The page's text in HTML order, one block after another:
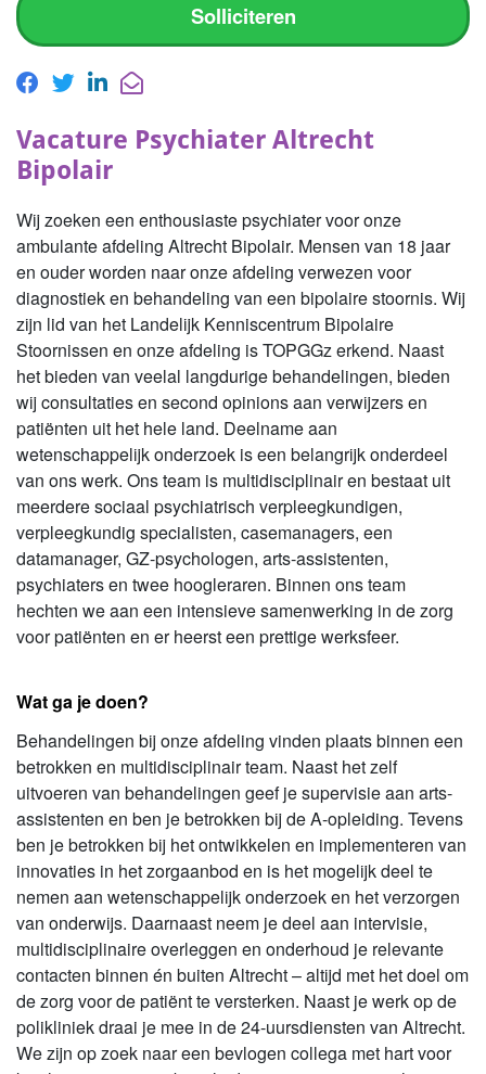
Solliciteren
Vacature Psychiater Altrecht
Bipolair
Wij zoeken een enthousiaste psychiater voor onze
ambulante afdeling Altrecht Bipolair. Mensen van 18 jaar
en ouder worden naar onze afdeling verwezen voor
diagnostiek en behandeling van een bipolaire stoornis. Wij
zijn lid van het Landelijk Kenniscentrum Bipolaire
Stoornissen en onze afdeling is TOPGGz erkend. Naast
het bieden van veelal langdurige behandelingen, bieden
wij consultaties en second opinions aan verwijzers en
patiënten uit het hele land. Deelname aan
wetenschappelijk onderzoek is een belangrijk onderdeel
van ons werk. Ons team is multidisciplinair en bestaat uit
meerdere sociaal psychiatrisch verpleegkundigen,
verpleegkundig specialisten, casemanagers, een
datamanager, GZ-psychologen, arts-assistenten,
psychiaters en twee hoogleraren. Binnen ons team
hechten we aan een intensieve samenwerking in de zorg
voor patiënten en er heerst een prettige werksfeer.
Wat ga je doen?
Behandelingen bij onze afdeling vinden plaats binnen een
betrokken en multidisciplinair team. Naast het zelf
uitvoeren van behandelingen geef je supervisie aan arts-
assistenten en ben je betrokken bij de A-opleiding. Tevens
ben je betrokken bij het ontwikkelen en implementeren van
innovaties in het zorgaanbod en is het mogelijk deel te
nemen aan wetenschappelijk onderzoek en het verzorgen
van onderwijs. Daarnaast neem je deel aan intervisie,
multidisciplinaire overleggen en onderhoud je relevante
contacten binnen én buiten Altrecht – altijd met het doel om
de zorg voor de patiënt te versterken. Naast je werk op de
polikliniek draai je mee in de 24-uursdiensten van Altrecht.
We zijn op zoek naar een bevlogen collega met hart voor